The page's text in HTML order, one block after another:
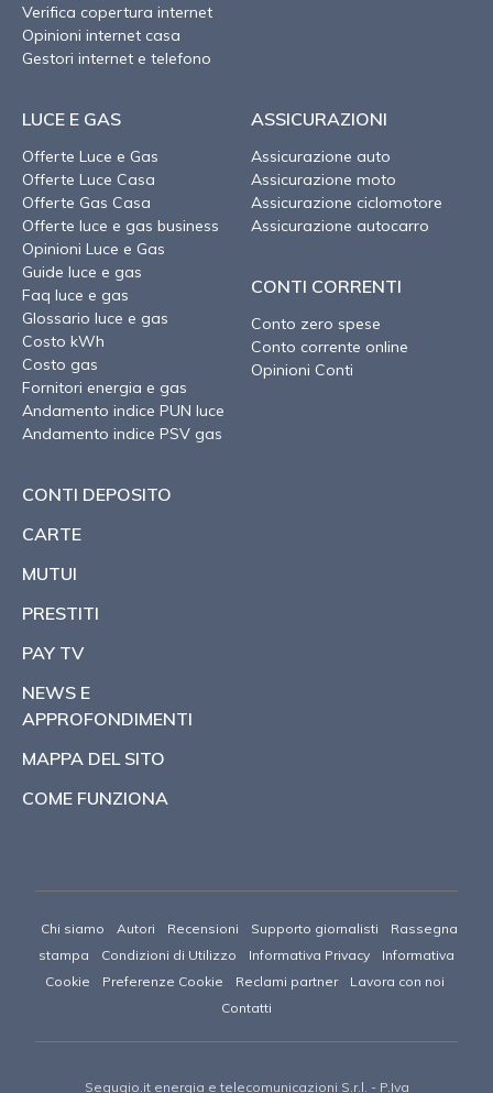
Verifica copertura internet
Opinioni internet casa
Gestori internet e telefono
LUCE E GAS
Offerte Luce e Gas
Offerte Luce Casa
Offerte Gas Casa
Offerte luce e gas business
Opinioni Luce e Gas
Guide luce e gas
Faq luce e gas
Glossario luce e gas
Costo kWh
Costo gas
Fornitori energia e gas
Andamento indice PUN luce
Andamento indice PSV gas
ASSICURAZIONI
Assicurazione auto
Assicurazione moto
Assicurazione ciclomotore
Assicurazione autocarro
CONTI CORRENTI
Conto zero spese
Conto corrente online
Opinioni Conti
CONTI DEPOSITO
CARTE
MUTUI
PRESTITI
PAY TV
NEWS E
APPROFONDIMENTI
MAPPA DEL SITO
COME FUNZIONA
Chi siamo Autori Recensioni Supporto giornalisti
Rassegna
stampa
Condizioni di Utilizzo Informativa Privacy
Informativa
Cookie
Preferenze Cookie Reclami partner
Lavora con noi
Contatti
Segugio.it energia e telecomunicazioni S.r.l. - P.Iva